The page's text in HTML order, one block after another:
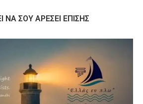
ΝΑ ΣΟΥ ΑΡΈΣΕΙ ΕΠΊΣΗΣ